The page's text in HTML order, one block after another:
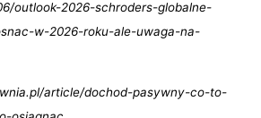
outlook-2026-schroders-globalne-
w-2026-roku-ale-uwaga-na-
article/dochod-pasywny-co-to-